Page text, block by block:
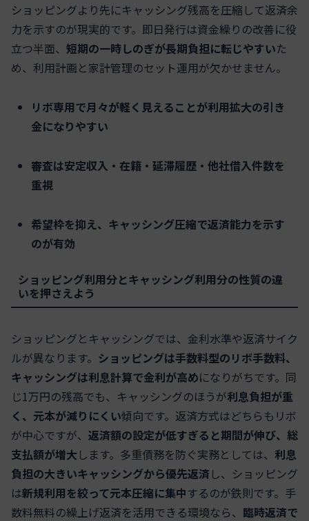
ショッピングより先にキャッシング残高を圧縮して返済余
力を示すのが現実的です。即日発行は資金繰りの改善に役
立つ半面、 短期の一時しのぎが長期負担に転じやすいた
め、利用計画と家計管理のセット運用が欠かせません。
リボ専用で月々が軽く見えることが利用拡大の引き
金になりやすい
審査は安定収入・在籍・延滞履歴・他社借入件数を
重視
希望枠を抑え、キャッシング圧縮で返済能力を示す
のが有効
ショッピング利用分とキャッシング利用分の性質の違
いを押さえよう
ショッピングとキャッシングでは、金利水準や返済サイク
ルが異なります。 ショッピングは手数料型のリボ手数料、
キャッシングは利息計算で金利が高めになりがちです。同
じ1万円の残高でも、キャッシングのほうが利息負担が重
く、元本が減りにくい傾向です。返済方式はどちらもリボ
が中心ですが、 返済額の設定が低すぎると期間が伸び、総
支払額が増大 します。多重債務を防ぐ実務としては、 利息
負担の大きいキャッシングから優先返済 し、ショッピング
は新規利用を絞って元本圧縮に集中するのが鉄則です。手
数料無料の繰上げ返済を活用できる環境なら、 臨時返済で